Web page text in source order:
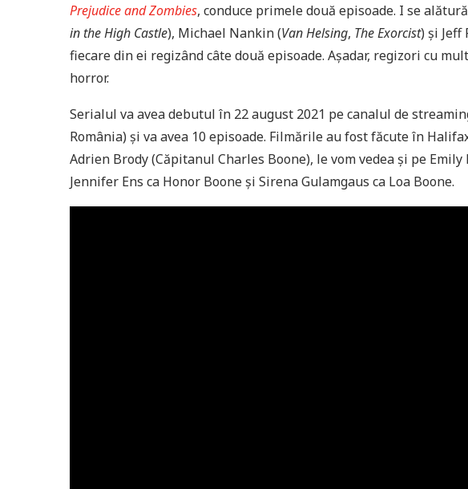
Prejudice and Zombies, conduce primele două episoade. I se
in the High Castle), Michael Nankin (Van Helsing, The Exorcist) și Jeff
fiecare din ei regizând câte două episoade. Așadar, regizori cu
horror.
Serialul va avea debutul în 22 august 2021 pe canalul de
România) și va avea 10 episoade. Filmările au fost făcute în
Adrien Brody (Căpitanul Charles Boone), le vom vedea și pe Emily
Jennifer Ens ca Honor Boone și Sirena Gulamgaus ca Loa Boone.